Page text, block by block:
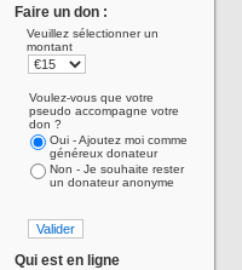
Faire un don :
Veuillez sélectionner un
montant
Voulez-vous que votre
pseudo accompagne votre
don ?
Oui - Ajoutez moi comme
généreux donateur
Non - Je souhaite rester
un donateur anonyme
Qui est en ligne